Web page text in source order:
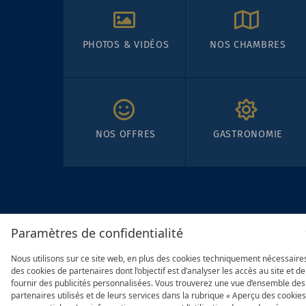
Paramètres de confidentialité
Nous utilisons sur ce site web, en plus des cookies techniquement
des cookies de partenaires dont l’objectif est d’analyser les accès au site et de
fournir des publicités personnalisées. Vous trouverez une vue d’ensemble des
partenaires utilisés et de leurs services dans la rubrique « Aperçu des cookies
PHOTOS & VIDÉOS NOS CHAMBRES
NOS OFFRES GASTRONOMIE